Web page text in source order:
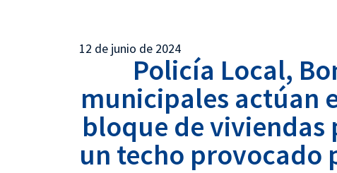
12 de junio de 2024
Policía Local,
municipales actúan
bloque de
un techo provocado